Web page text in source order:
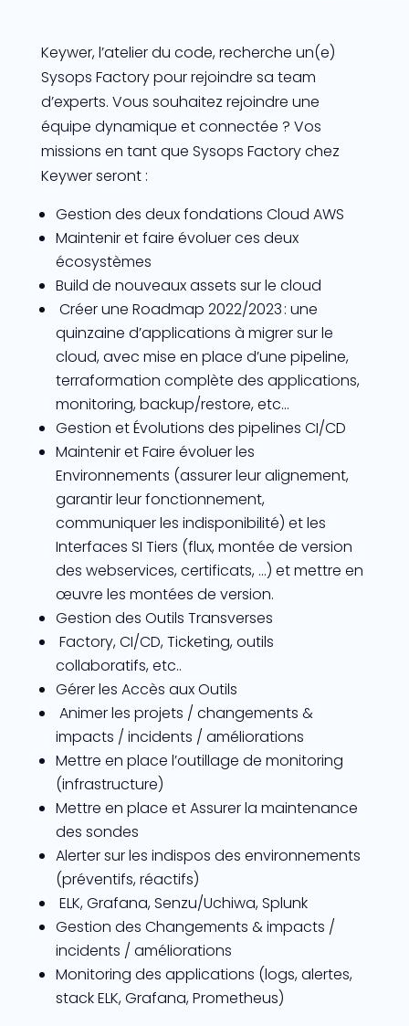
Keywer, l’atelier du code, recherche un(e)
Sysops Factory pour rejoindre sa team
d’experts. Vous souhaitez rejoindre une
équipe dynamique et connectée ? Vos
missions en tant que Sysops Factory chez
Keywer seront :
Gestion des deux fondations Cloud AWS
Maintenir et faire évoluer ces deux
écosystèmes
Build de nouveaux assets sur le cloud
Créer une Roadmap 2022/2023 : une
quinzaine d’applications à migrer sur le
cloud, avec mise en place d’une pipeline,
terraformation complète des applications,
monitoring, backup/restore, etc…
Gestion et Évolutions des pipelines CI/CD
Maintenir et Faire évoluer les
Environnements (assurer leur alignement,
garantir leur fonctionnement,
communiquer les indisponibilité) et les
Interfaces SI Tiers (flux, montée de version
des webservices, certificats, …) et mettre en
œuvre les montées de version.
Gestion des Outils Transverses
Factory, CI/CD, Ticketing, outils
collaboratifs, etc..
Gérer les Accès aux Outils
Animer les projets / changements &
impacts / incidents / améliorations
Mettre en place l’outillage de monitoring
(infrastructure)
Mettre en place et Assurer la maintenance
des sondes
Alerter sur les indispos des environnements
(préventifs, réactifs)
ELK, Grafana, Senzu/Uchiwa, Splunk
Gestion des Changements & impacts /
incidents / améliorations
Monitoring des applications (logs, alertes,
stack ELK, Grafana, Prometheus)